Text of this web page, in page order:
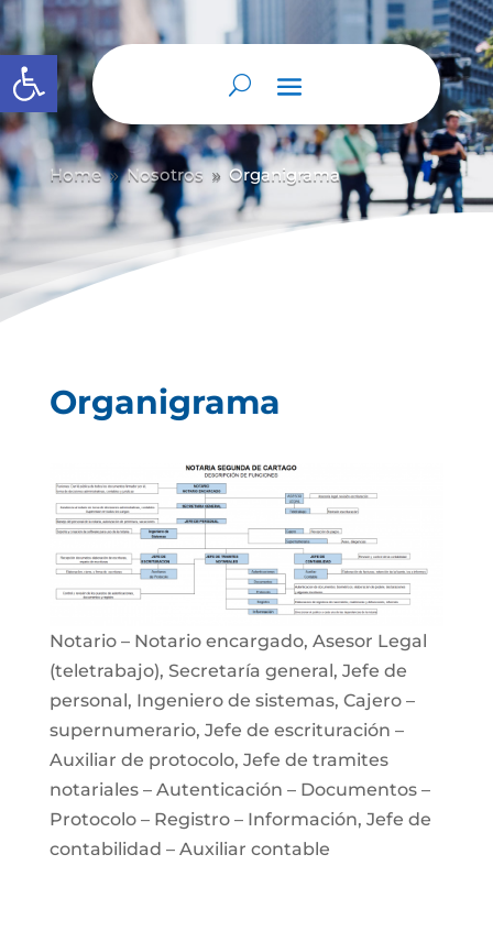
Abrir barra de herramientas
Home 9 Nosotros 9 Organigrama
Organigrama
Notario – Notario encargado, Asesor Legal
(teletrabajo), Secretaría general, Jefe de
personal, Ingeniero de sistemas, Cajero –
supernumerario, Jefe de escrituración –
Auxiliar de protocolo, Jefe de tramites
notariales – Autenticación – Documentos –
Protocolo – Registro – Información, Jefe de
contabilidad – Auxiliar contable